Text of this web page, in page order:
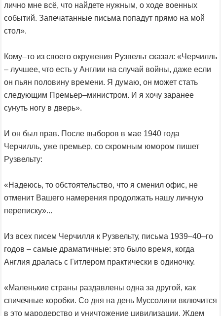
лично мне всё, что найдете нужным, о ходе военных
событий. Запечатанные письма попадут прямо на мой
стол».
Кому–то из своего окружения Рузвельт сказал: «Черчилль
– лучшее, что есть у Англии на случай войны, даже если
он пьян половину времени. Я думаю, он может стать
следующим Премьер–министром. И я хочу заранее
сунуть ногу в дверь».
И он был прав. После выборов в мае 1940 года
Черчилль, уже премьер, со скромным юмором пишет
Рузвельту:
«Надеюсь, то обстоятельство, что я сменил офис, не
отменит Вашего намерения продолжать нашу личную
переписку»...
Из всех писем Черчилля к Рузвельту, письма 1939–40–го
годов – самые драматичные: это было время, когда
Англия дралась с Гитлером практически в одиночку.
«Маленькие страны раздавлены одна за другой, как
спичечные коробки. Со дня на день Муссолини включится
в это мародерство и уничтожение цивилизации. Ждем